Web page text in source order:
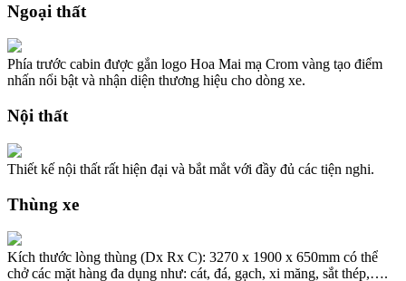
Ngoại thất
Phía trước cabin được gắn logo Hoa Mai mạ Crom vàng tạo điểm
nhấn nổi bật và nhận diện thương hiệu cho dòng xe.
Nội thất
Thiết kế nội thất rất hiện đại và bắt mắt với đầy đủ các tiện nghi.
Thùng xe
Kích thước lòng thùng (Dx Rx C): 3270 x 1900 x 650mm có thể
chở các mặt hàng đa dụng như: cát, đá, gạch, xi măng, sắt thép,….